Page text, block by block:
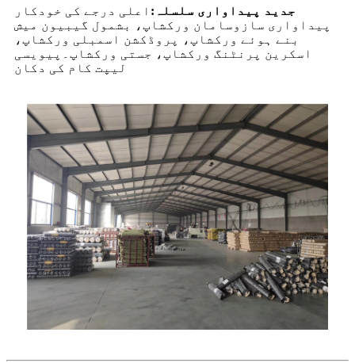
جدید پیداواری سلسلہ: اعلی درجے کی خودکار
پیداواری سازوسامان ورکشاپ، بشمول گیبیون میش
بنے ہوئے ورکشاپ، پروڈکشن اسمبلی ورکشاپ،
اسکرین پرنٹنگ ورکشاپ، جستی ورکشاپ۔پیویسی
لیپت کام کی دکان